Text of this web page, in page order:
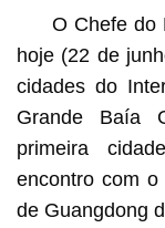
O Chefe do
hoje (22 de
cidades do
Grande Baía
primeira
encontro com o
de Guangdong